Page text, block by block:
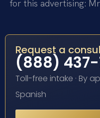
for this advertising:
Request a
(888) 437-
Toll-free intake · By
Spanish